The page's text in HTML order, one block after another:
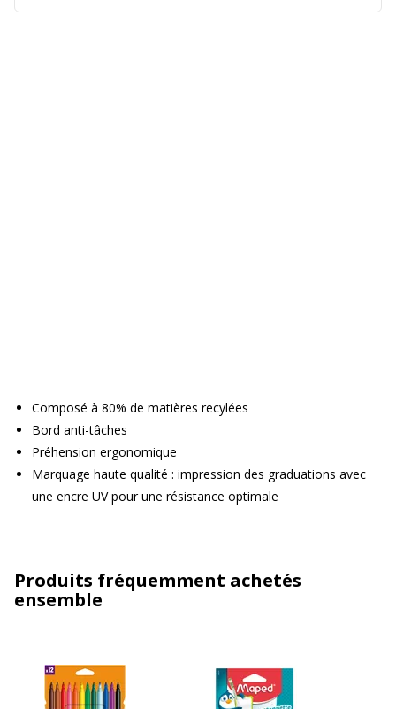
Composé à 80% de matières recylées
Bord anti-tâches
Préhension ergonomique
Marquage haute qualité : impression des graduations avec
une encre UV pour une résistance optimale
Produits fréquemment achetés
ensemble